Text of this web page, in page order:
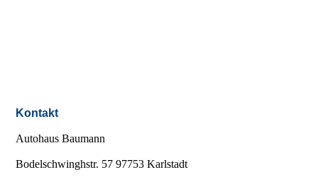
Kontakt
Autohaus Baumann
Bodelschwinghstr. 57 97753 Karlstadt